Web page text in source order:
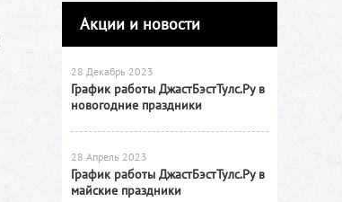
Акции и новости
28 Декабрь 2023
График работы ДжастБэстТулс.Ру в
новогодние праздники
28 Апрель 2023
График работы ДжастБэстТулс.Ру в
майские праздники